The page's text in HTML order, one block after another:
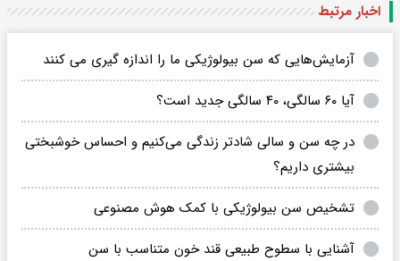
اخبار مرتبط
آزمایش‌هایی که سن بیولوژیکی ما را اندازه گیری می کنند
آیا ۶۰ سالگی، ۴۰ سالگی جدید است؟
در چه سن و سالی شادتر زندگی می‌کنیم و احساس خوشبختی
بیشتری داریم؟
تشخیص سن بیولوژیکی با کمک هوش مصنوعی
آشنایی با سطوح طبیعی قند خون متناسب با سن